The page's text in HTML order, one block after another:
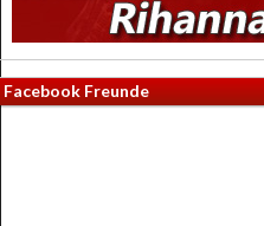
Facebook Freunde